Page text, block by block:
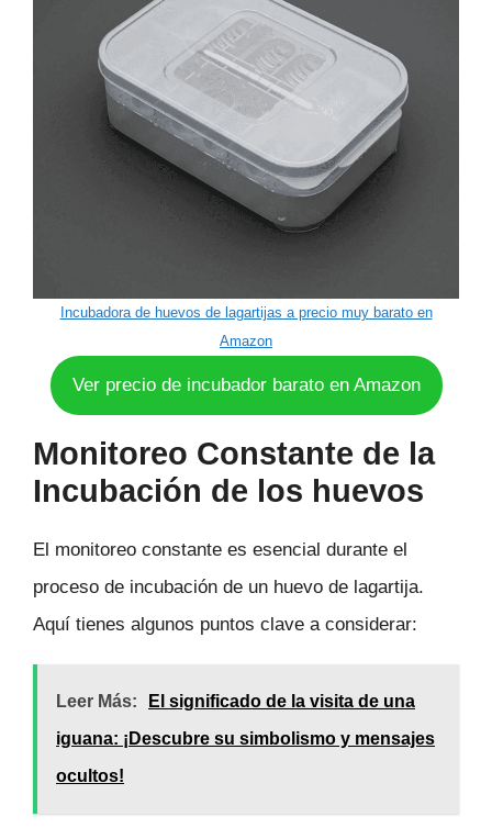
Incubadora de huevos de lagartijas a precio muy barato en
Amazon
Ver precio de incubador barato en Amazon
Monitoreo Constante de la
Incubación de los huevos
El monitoreo constante es esencial durante el
proceso de incubación de un huevo de lagartija.
Aquí tienes algunos puntos clave a considerar:
Leer Más:
El significado de la visita de una
iguana: ¡Descubre su simbolismo y mensajes
ocultos!